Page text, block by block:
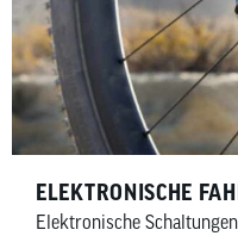
ELEKTRONISCHE
Elektronische